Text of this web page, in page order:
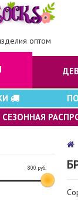
оптом
СЕЗОННАЯ
800 руб.